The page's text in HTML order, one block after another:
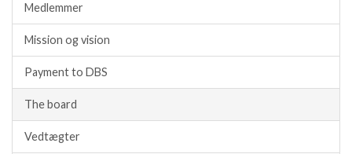
Medlemmer
Mission og vision
Payment to DBS
The board
Vedtægter